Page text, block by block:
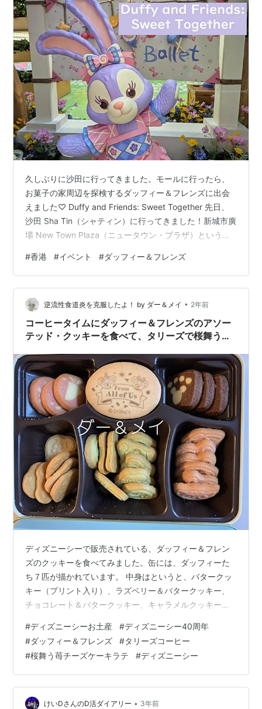
久しぶりに沙田に行ってきました。モールに行ったら、
お菓子の家周辺を探検するダッフィー＆フレンズに出会
えました♡ Duffy and Friends: Sweet Together 先日、
沙田 Sha Tin（シャティン）に行ってきました！新城市廣
場 New Town Plaza（ニュータウン・プラザ）という沙
＆フレンズを発見～香港ディズニーランド・リゾートと
のコラボイベントで、Duffy and Friends: Sweet
Together（ダッフィー＆フレンズ「スイート・トゥゲダ
ー」）というイベントだそうです。 Duffy and Frie…
#香港 #イベント #ダッフィー＆フレンズ
逆流性食道炎を克服したよ！ by ダー＆メイ • 2年前
コーヒータイムにダッフィー＆フレンズのアソー
テッド・クッキーを食べて、タリーズで桜舞う苺
ディズニーシーで販売されている、ダッフィー＆フレン
ズのクッキーを食べてみました。缶には、ダッフィーた
ち７匹が描かれています。 中身はというと、バタークッ
キー（プリント入り）、ラズベリー＆バタークッキー、
チョコレート＆バタークッキー、キャラメルクッキー、
ッツマカロンが入っています。これでは中がよくわから
ないので、 お皿にのせてみたところ、ちゃんと７匹分入
っていました。コーヒータイムに、楽しみながら食べま
した。 タリーズコーヒーに入ってみました。現在、トム
＆ジェリーとコラボのドリンクが発売されていて、桜舞
う苺チーズケーキラテを飲んできました。カフェ…
#ディズニーシーお土産 #ディズニーシー40周年
#ダッフィー＆フレンズ #タリーズコーヒー
#桜舞う苺チーズケーキラテ #ディズニーシー
けいDさんのD活ダイアリー • 3年前